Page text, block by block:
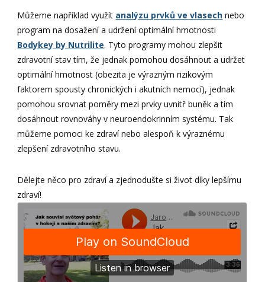
Můžeme například využít analýzu prvků ve vlasech nebo
program na dosažení a udržení optimální hmotnosti
Bodykey by Nutrilite. Tyto programy mohou zlepšit
zdravotní stav tím, že jednak pomohou dosáhnout a udržet
optimální hmotnost (obezita je výrazným rizikovým
faktorem spousty chronických i akutních nemocí), jednak
pomohou srovnat poměry mezi prvky uvnitř buněk a tím
dosáhnout rovnováhy v neuroendokrinním systému. Tak
můžeme pomoci ke zdraví nebo alespoň k výraznému
zlepšení zdravotního stavu.
Dělejte něco pro zdraví a zjednodušte si život díky lepšímu
zdraví!